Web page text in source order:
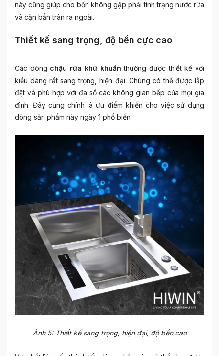
này cũng giúp cho bồn không gặp phải tình trạng nước rửa
và cặn bẩn tràn ra ngoài.
Thiết kế sang trọng, độ bền cực cao
Các dòng chậu rửa khử khuẩn thường được thiết kế với
kiểu dáng rất sang trọng, hiện đại. Chúng có thể được lắp
đặt và phù hợp với đa số các không gian bếp của mọi gia
đình. Đây cũng chính là ưu điểm khiến cho việc sử dụng
dòng sản phẩm này ngày 1 phổ biến.
Ảnh 5: Thiết kế sang trọng, hiện đại, độ bền cao